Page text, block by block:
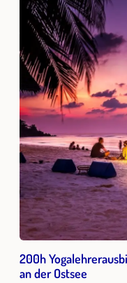
200h
an der Ostsee